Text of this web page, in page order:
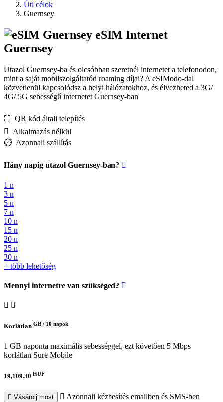
Úti célok
Guernsey
eSIM Internet
Guernsey
Utazol Guernsey-ba és olcsóbban szeretnél internetet a telefonodon,
mint a saját mobilszolgáltatód roaming díjai? A eSIModo-dal
közvetlenül kapcsolódsz a helyi hálózatokhoz, és élvezheted a 3G/
4G/ 5G sebességű internetet Guernsey-ban
⛶️️ QR kód általi telepítés
️ Alkalmazás nélkül
⏱️️ Azonnali szállítás
Hány napig utazol Guernsey-ban?
1 n
3 n
5 n
7 n
10 n
15 n
20 n
25 n
30 n
+ több lehetőség
Mennyi internetre van szükséged?
Korlátlan GB / 10 napok
1 GB naponta maximális sebességgel, ezt követően 5 Mbps
korlátlan Sure Mobile
19,109.30 HUF
Vásárolj most
Azonnali kézbesítés emailben és SMS-ben